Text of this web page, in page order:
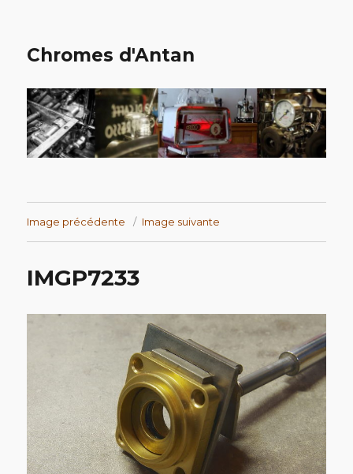
Chromes d'Antan
Image précédente Image suivante
IMGP7233